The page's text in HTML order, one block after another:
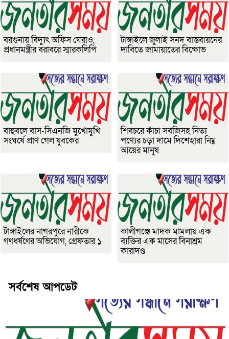
বরগুনায় বিদ্যুৎ অফিস ঘেরাও,
প্রধানমন্ত্রীর বরাবরে স্মারকলিপি
টাঙ্গাইলে জুলাই সনদ বাস্তবায়নের
দাবিতে জামায়াতের বিক্ষোভ
বাহুবলে বাস-সিএনজি মুখোমুখি
সংঘর্ষে প্রাণ গেল যুবকের
শিবচরে কাঁচা সবজিসহ নিত্য
পণ্যের চড়া দামে দিশেহারা নিম্ন
আয়ের মানুষ
টাঙ্গাইলের নাগরপুরে নারীকে
গণধর্ষণের অভিযোগ, গ্রেফতার ১
কালীগঞ্জে মাদক মামলায় এক
ব্যক্তির এক মাসের বিনাশ্রম
কারাদণ্ড
সর্বশেষ আপডেট